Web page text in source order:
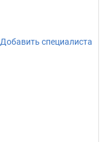
Добавить специалиста